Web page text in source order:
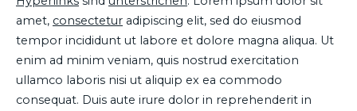
amet, consectetur adipiscing elit, sed do eiusmod
tempor incididunt ut labore et dolore magna aliqua. Ut
enim ad minim veniam, quis nostrud exercitation
ullamco laboris nisi ut aliquip ex ea commodo
consequat. Duis aute irure dolor in reprehenderit in